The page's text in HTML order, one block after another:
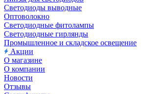
Светодиоды выводные
Оптоволокно
Светодиодные фитолампы
Светодиодные гирлянды
Промышленное и складское освещение
Акции
О магазине
О компании
Новости
Отзывы